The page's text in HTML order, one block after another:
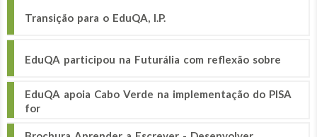
Transição para o EduQA, I.P.
EduQA participou na Futurália com reflexão sobre
EduQA apoia Cabo Verde na implementação do PISA
for